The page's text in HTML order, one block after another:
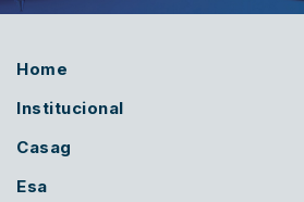
Home
Institucional
Casag
Esa